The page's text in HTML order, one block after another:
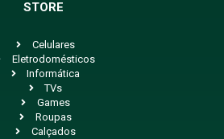
STORE
Celulares
Eletrodomésticos
Informática
TVs
Games
Roupas
Calçados